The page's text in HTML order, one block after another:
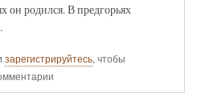
он родился. В предгорьях
зарегистрируйтесь, чтобы